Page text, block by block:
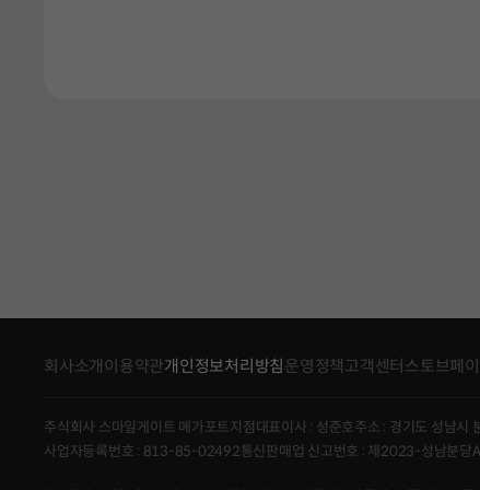
회사소개이용약관개인정보처리방침 운영정책고객센터스토브페
주식회사 스마일게이트 메가포트지점대표이사 : 성준호주소 : 경기도 성남시
사업자등록번호 : 813-85-02492통신판매업 신고번호 : 제2023-성남분